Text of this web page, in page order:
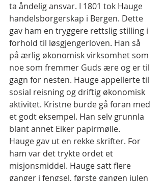
ta åndelig ansvar. I 1801 tok Hauge
handelsborgerskap i Bergen. Dette
gav ham en tryggere rettslig stilling i
forhold til løsgjengerloven. Han så
på ærlig økonomisk virksomhet som
noe som fremmer Guds ære og er til
gagn for nesten. Hauge appellerte til
sosial reisning og driftig økonomisk
aktivitet. Kristne burde gå foran med
et godt eksempel. Han selv grunnla
blant annet Eiker papirmølle.
Hauge gav ut en rekke skrifter. For
ham var det trykte ordet et
misjonsmiddel. Hauge satt flere
ganger i fengsel, første gangen julen